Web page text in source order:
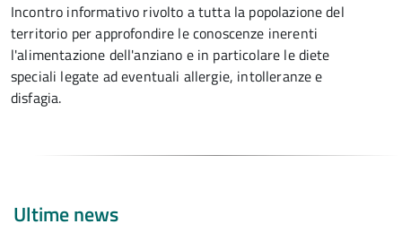
Incontro informativo rivolto a tutta la popolazione del
territorio per approfondire le conoscenze inerenti
l'alimentazione dell'anziano e in particolare le diete
speciali legate ad eventuali allergie, intolleranze e
disfagia.
Ultime news